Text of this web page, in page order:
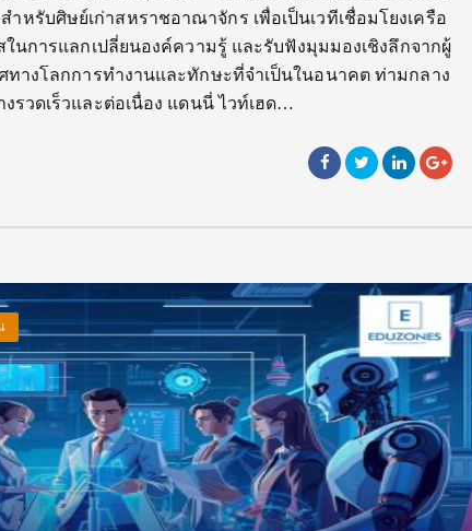
สำหรับศิษย์เก่าสหราชอาณาจักร เพื่อเป็นเวทีเชื่อมโยงเครือ
นการแลกเปลี่ยนองค์ความรู้ และรับฟังมุมมองเชิงลึกจากผู้
างโลกการทำงานและทักษะที่จำเป็นในอนาคต ท่ามกลาง
รวดเร็วและต่อเนื่อง แดนนี่ ไวท์เฮด…